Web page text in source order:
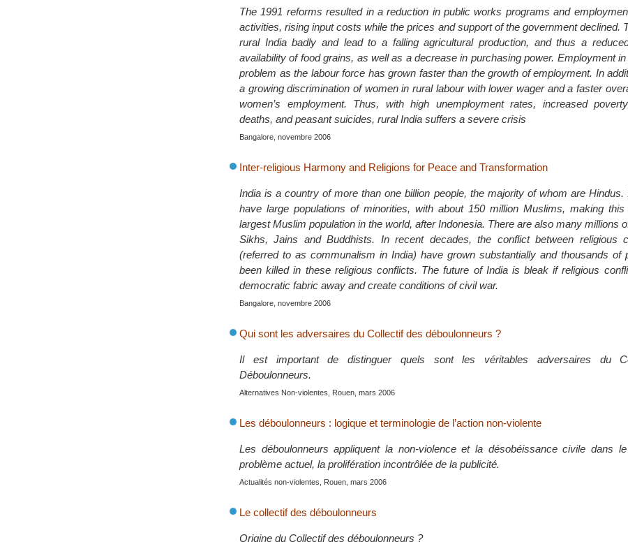
The 1991 reforms resulted in a reduction in public works programs and
activities, rising input costs while the prices and support of the government declined.
rural India badly and lead to a falling agricultural production, and thus a
availability of food grains, as well as a decrease in purchasing power. Employment
problem as the labour force has grown faster than the growth of employment. In
a growing discrimination of women in rural labour with lower wager and a faster
women’s employment. Thus, with high unemployment rates, increased
deaths, and peasant suicides, rural India suffers a severe crisis
Bangalore, novembre 2006
Inter-religious Harmony and Religions for Peace and Transformation
India is a country of more than one billion people, the majority of whom are Hindus.
have large populations of minorities, with about 150 million Muslims, making
largest Muslim population in the world, after Indonesia. There are also many millions
Sikhs, Jains and Buddhists. In recent decades, the conflict between religious
(referred to as communalism in India) have grown substantially and thousands of
been killed in these religious conflicts. The future of India is bleak if religious
democratic fabric away and create conditions of civil war.
Bangalore, novembre 2006
Qui sont les adversaires du Collectif des déboulonneurs ?
Il est important de distinguer quels sont les véritables adversaires du
Déboulonneurs.
Alternatives Non-violentes, Rouen, mars 2006
Les déboulonneurs : logique et terminologie de l’action non-violente
Les déboulonneurs appliquent la non-violence et la désobéissance civile dans le
problème actuel, la prolifération incontrôlée de la publicité.
Actualités non-violentes, Rouen, mars 2006
Le collectif des déboulonneurs
Origine du Collectif des déboulonneurs ?